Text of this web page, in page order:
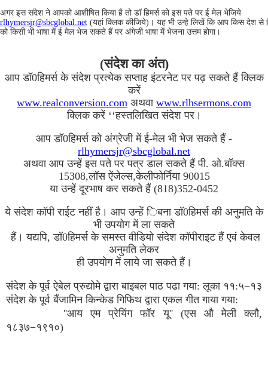
अगर इस संदेश ने आपको आशीषित किया है तो डॉ हिमर्स को इस पते पर ई मेल भेजिये
rlhymersjr@sbcglobal.net (यहां क्लिक कीजिये)। यह भी उन्हे लिखें कि आप किस देश से
को किसी भी भाषा में ई मेल भेज सकते हैं पर अंगेजी भाषा में भेजना उत्तम होगा।
(संदेश का अंत)
आप डॉ0हिमर्स के संदेश प्रत्येक सप्ताह इंटरनेट पर पढ़ सकते हैं क्लिक
करें
www.realconversion.com अथवा www.rlhsermons.com
क्लिक करें ‘‘हस्तलिखित संदेश पर।
आप डॉ0हिमर्स को अंग्रेजी में ई-मेल भी भेज सकते हैं -
rlhymersjr@sbcglobal.net
अथवा आप उन्हें इस पते पर पत्र डाल सकते हैं पी. ओ.बॉक्स
15308,लॉस ऐंजेल्स,केलीफोर्निया 90015
या उन्हें दूरभाष कर सकते हैं (818)352-0452
ये संदेश कॉपी राईट नहीं है। आप उन्हें िबना डॉ0हिमर्स की अनुमति के
भी उपयोग में ला सकते
हैं। यद्यपि, डॉ0हिमर्स के समस्त वीडियो संदेश कॉपीराइट हैं एवं केवल
अनुमति लेकर
ही उपयोग में लाये जा सकते हैं।
संदेश के पूर्व ऐबेल प्रुद्योमे द्वारा बाइबल पाठ पढा गया: लूका ११:५−१३
संदेश के पूर्व बैंजामिन किन्केड गिफिथ द्वारा एकल गीत गाया गया:
''आय एम प्रेयिंग फॉर यू'' (एस औ मेली क्लौ,
१८३७−१९१०)